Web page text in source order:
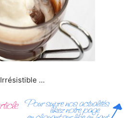
Irrésistible …